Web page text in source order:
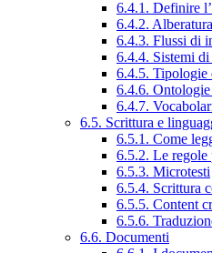
6.4.1. Definire
6.4.2. Alberatura
6.4.3. Flussi di
6.4.4. Sistemi
6.4.5. Tipologie
6.4.6. Ontologie
6.4.7.
6.5. Scrittura e
6.5.1. Come
6.5.2. Le regole
6.5.3. Microtesti
6.5.4. Scrittura
6.5.5. Content
6.5.6.
6.6. Documenti